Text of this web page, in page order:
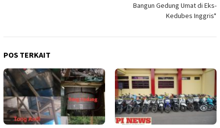
Bangun Gedung Umat di Eks-
Kedubes Inggris*
POS TERKAIT